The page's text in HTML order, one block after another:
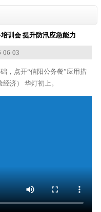
训会 提升防汛应急能力
06-03
，点开“信阳公务餐”应用措
济） 华灯初上。